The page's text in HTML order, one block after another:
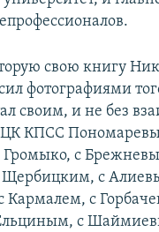
свою книгу
фотографиями
своим, и не без
ЦК КПСС
с
Щербицким, с
Кармалем, с
с